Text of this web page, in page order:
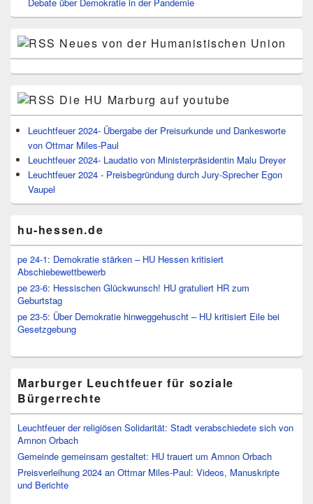
Neues von der Humanistischen Union
Die HU Marburg auf youtube
Leuchtfeuer 2024- Übergabe der Preisurkunde und Dankesworte
von Ottmar Miles-Paul
Leuchtfeuer 2024- Laudatio von Ministerpräsidentin Malu Dreyer
Leuchtfeuer 2024 - Preisbegründung durch Jury-Sprecher Egon
Vaupel
hu-hessen.de
pe 24-1: Demokratie stärken – HU Hessen kritisiert
Abschiebewettbewerb
pe 23-6: Hessischen Glückwunsch! HU gratuliert HR zum
Geburtstag
pe 23-5: Über Demokratie hinweggehuscht – HU kritisiert Eile bei
Gesetzgebung
Marburger Leuchtfeuer für soziale
Bürgerrechte
Leuchtfeuer der religiösen Solidarität: Stadt verabschiedete sich von
Amnon Orbach
Gemeinde gemeinsam gestaltet: HU trauert um Amnon Orbach
Preisverleihung 2024 an Ottmar Miles-Paul: Videos, Manuskripte
und Berichte